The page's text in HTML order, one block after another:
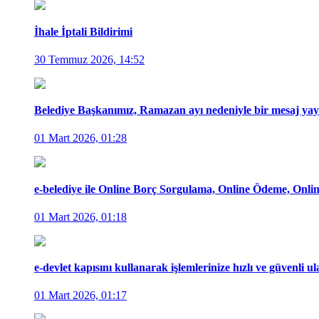
İhale İptali Bildirimi
30 Temmuz 2026, 14:52
Belediye Başkanımız, Ramazan ayı nedeniyle bir mesaj
01 Mart 2026, 01:28
e-belediye ile Online Borç Sorgulama, Online Ödeme,
01 Mart 2026, 01:18
e-devlet kapısını kullanarak işlemlerinize hızlı ve güvenli
01 Mart 2026, 01:17